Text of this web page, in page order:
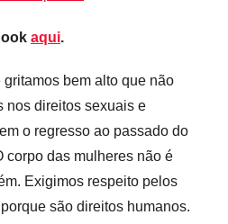
e
i
v
e
i
s
aqui.
bem alto que não
nos direitos sexuais e
o regresso ao passado do
corpo das mulheres não é
Exigimos respeito pelos
são direitos humanos.